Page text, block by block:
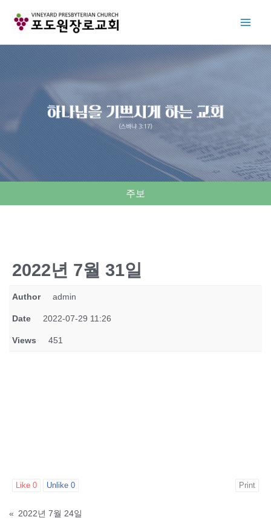
주보
2022년 7월 31일
Author admin
Date 2022-07-29 11:26
Views 451
Like 0 Unlike 0 Print
« 2022년 7월 24일